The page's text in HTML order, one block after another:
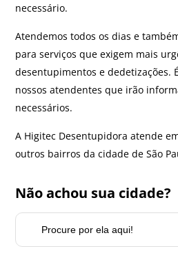
necessário.
Atendemos todos os dias e
para serviços que exigem mais
desentupimentos e dedetizações.
nossos atendentes que irão
necessários.
A Higitec Desentupidora atende
outros bairros da cidade de São
Não achou sua cidade?